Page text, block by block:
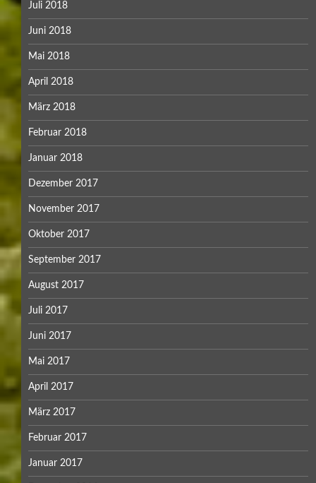
Juli 2018
Juni 2018
Mai 2018
April 2018
März 2018
Februar 2018
Januar 2018
Dezember 2017
November 2017
Oktober 2017
September 2017
August 2017
Juli 2017
Juni 2017
Mai 2017
April 2017
März 2017
Februar 2017
Januar 2017